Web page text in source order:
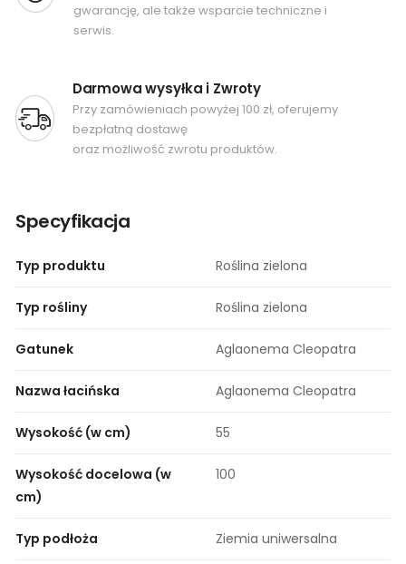
gwarancję, ale także wsparcie techniczne i
serwis.
Darmowa wysyłka i Zwroty
Przy zamówieniach powyżej 100 zł, oferujemy
bezpłatną dostawę
oraz możliwość zwrotu produktów.
Specyfikacja
Typ produktu Roślina zielona
Typ rośliny Roślina zielona
Gatunek Aglaonema Cleopatra
Nazwa łacińska Aglaonema Cleopatra
Wysokość (w cm) 55
Wysokość docelowa (w
cm)
100
Typ podłoża Ziemia uniwersalna